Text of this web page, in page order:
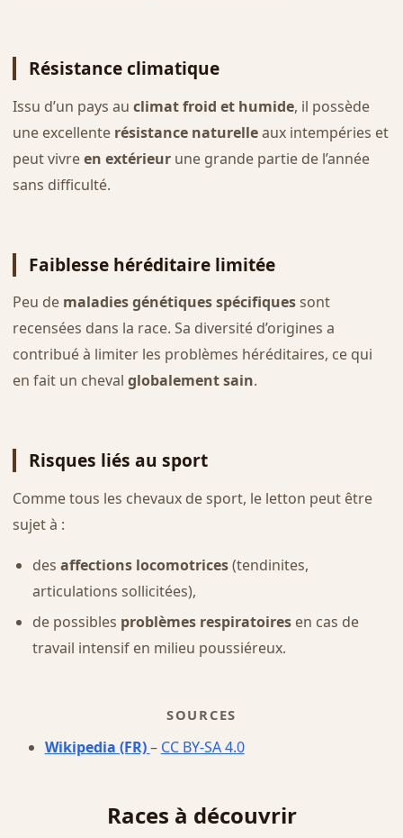
Résistance climatique
Issu d’un pays au climat froid et humide, il possède
une excellente résistance naturelleaux intempéries et
peut vivreen extérieurune grande partie de l’année
sans difficulté.
Faiblesse héréditaire limitée
Peu de maladies génétiques spécifiquessont
recensées dans la race. Sa diversité d’origines a
contribué à limiter les problèmes héréditaires, ce qui
en fait un cheval globalement sain.
Risques liés au sport
Comme tous les chevaux de sport, le letton peut être
sujet à :
des affections locomotrices(tendinites,
articulations sollicitées),
de possibles problèmes respiratoiresen cas de
travail intensif en milieu poussiéreux.
SOURCES
Wikipedia (FR)– CC BY-SA 4.0
Races à découvrir